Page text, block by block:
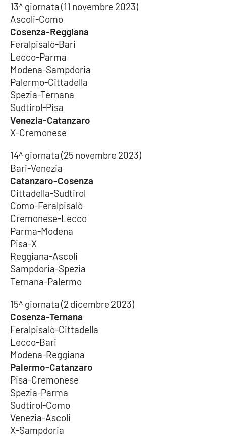
13^ giornata (11 novembre 2023)
Ascoli-Como
Cosenza-Reggiana
Feralpisalò-Bari
Lecco-Parma
Modena-Sampdoria
Palermo-Cittadella
Spezia-Ternana
Sudtirol-Pisa
Venezia-Catanzaro
X-Cremonese
14^ giornata (25 novembre 2023)
Bari-Venezia
Catanzaro-Cosenza
Cittadella-Sudtirol
Como-Feralpisalò
Cremonese-Lecco
Parma-Modena
Pisa-X
Reggiana-Ascoli
Sampdoria-Spezia
Ternana-Palermo
15^ giornata (2 dicembre 2023)
Cosenza-Ternana
Feralpisalò-Cittadella
Lecco-Bari
Modena-Reggiana
Palermo-Catanzaro
Pisa-Cremonese
Spezia-Parma
Sudtirol-Como
Venezia-Ascoli
X-Sampdoria